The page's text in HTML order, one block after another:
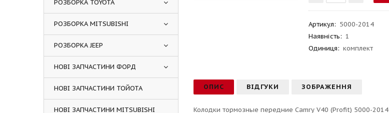
Артикул: 5000-2014
Наявність: 1
Одиниця: комплект
ОПИС ВІДГУКИ ЗОБРАЖЕННЯ
Колодки тормозные передние Camry V40 (Profit) 5000-2014
РОЗБОРКА TOYOTA
РОЗБОРКА MITSUBISHI
РОЗБОРКА JEEP
НОВІ ЗАПЧАСТИНИ ФОРД
НОВІ ЗАПЧАСТИНИ ТОЙОТА
НОВІ ЗАПЧАСТИНИ MITSUBISHI